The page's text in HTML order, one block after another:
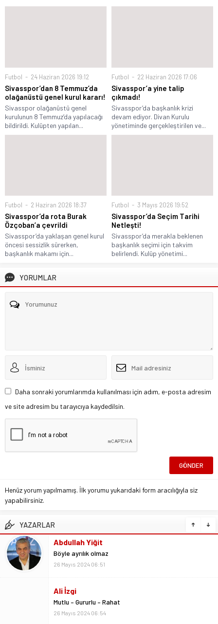
Futbol 24 Haziran 2026 19:12
Sivasspor’dan 8 Temmuz’da
olağanüstü genel kurul kararı!
Sivasspor olağanüstü genel
kurulunun 8 Temmuz’da yapılacağı
bildirildi. Kulüpten yapılan...
Futbol 22 Haziran 2026 17:06
Sivasspor’a yine talip
çıkmadı!
Sivasspor’da başkanlık krizi
devam ediyor. Divan Kurulu
yönetiminde gerçekleştirilen ve...
Futbol 2 Haziran 2026 18:37
Sivasspor’da rota Burak
Özçoban’a çevrildi
Sivasspor’da yaklaşan genel kurul
öncesi sessizlik sürerken,
başkanlık makamı için...
Futbol 3 Mayıs 2026 19:52
Sivasspor’da Seçim Tarihi
Netleşti!
Sivasspor’da merakla beklenen
başkanlık seçimi için takvim
belirlendi. Kulüp yönetimi...
YORUMLAR
Daha sonraki yorumlarımda kullanılması için adım, e-posta adresim
ve site adresim bu tarayıcıya kaydedilsin.
Henüz yorum yapılmamış. İlk yorumu yukarıdaki form aracılığıyla siz
yapabilirsiniz.
YAZARLAR
Ali İzgi
Mutlu – Gururlu – Rahat
26 Mayıs 2024 06:54
Ali Yavuz
Yiğido başarının adıdır
26 Mayıs 2024 09:48